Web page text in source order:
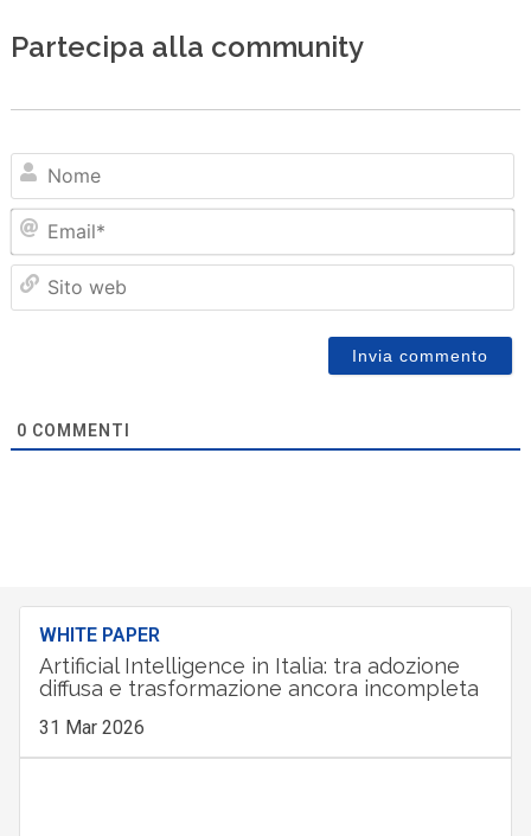
Partecipa alla community
0 COMMENTI
WHITE PAPER
Artificial Intelligence in Italia: tra adozione
diffusa e trasformazione ancora incompleta
31 Mar 2026